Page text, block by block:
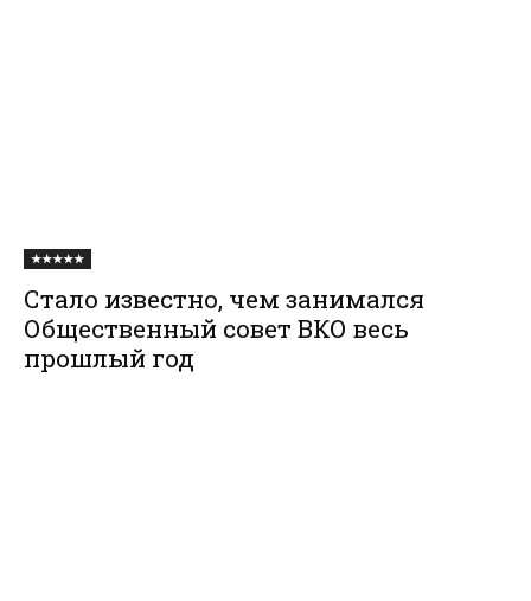
★★★★★
Стало известно, чем занимался
Общественный совет ВКО весь
прошлый год